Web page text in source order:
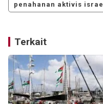
penahanan aktivis israel
Terkait